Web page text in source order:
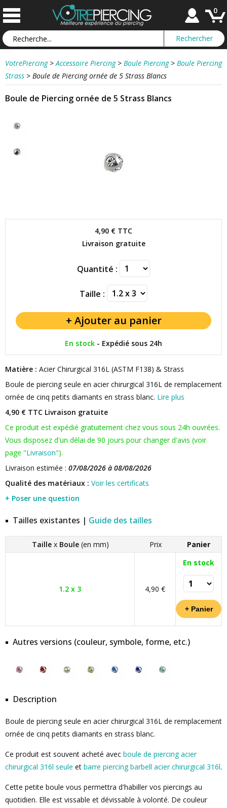
0
VotrePiercing > Accessoire Piercing > Boule Piercing > Boule Piercing
Strass > Boule de Piercing ornée de 5 Strass Blancs
Boule de Piercing ornée de 5 Strass Blancs
4,90 € TTC
Livraison gratuite
Quantité :
Taille :
En stock - Expédié sous 24h
Matière : Acier Chirurgical 316L (ASTM F138) & Strass
Boule de piercing seule en acier chirurgical 316L de remplacement
ornée de cinq petits diamants en strass blanc. Lire plus
4,90 € TTC Livraison gratuite
Ce produit est expédié gratuitement chez vous sous 24h ouvrées.
Vous disposez d'un délai de 90 jours pour changer d'avis (voir
page "Livraison").
Livraison estimée : 07/08/2026 à 08/08/2026
Qualité des matériaux : Voir les certificats
+ Poser une question
Tailles existantes | Guide des tailles
Taille x Boule (en mm) Prix Panier
1.2 x 3 4,90 €
En stock
Autres versions (couleur, symbole, forme, etc.)
Description
Boule de piercing seule en acier chirurgical 316L de remplacement
ornée de cinq petits diamants en strass blanc.
Ce produit est souvent acheté avec boule de piercing acier
chirurgical 316l seule et barre piercing barbell acier chirurgical 316l.
Cette petite boule vous permettra d'habiller vos piercings au
quotidien. Elle est vissable et dévissable à volonté. De couleur